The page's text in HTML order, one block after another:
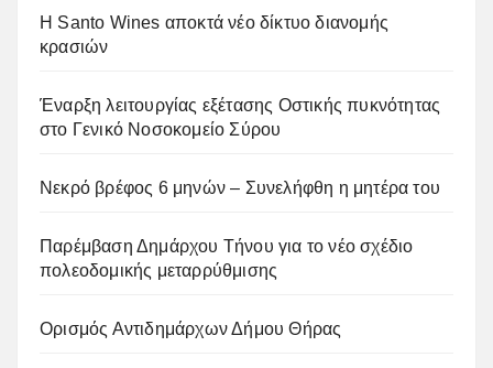
Η Santo Wines αποκτά νέο δίκτυο διανομής
κρασιών
Έναρξη λειτουργίας εξέτασης Οστικής πυκνότητας
στο Γενικό Νοσοκομείο Σύρου
Νεκρό βρέφος 6 μηνών – Συνελήφθη η μητέρα του
Παρέμβαση Δημάρχου Τήνου για το νέο σχέδιο
πολεοδομικής μεταρρύθμισης
Ορισμός Αντιδημάρχων Δήμου Θήρας